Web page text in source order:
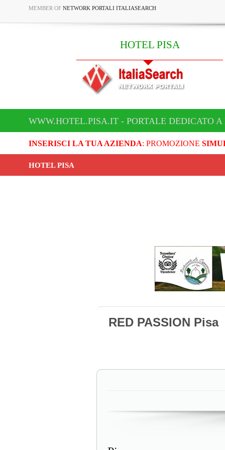
MEMBER OF NETWORK PORTALI ITALIASEARCH
HOTEL PISA
WWW.HOTEL.PISA.IT - PORTALE DEDICATO A
INSERISCI LA TUA AZIENDA: PROMOZIONE
HOTEL PISA
RED PASSION Pisa